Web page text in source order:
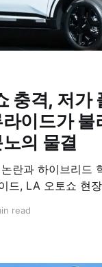
충격, 저가
이드가 불
의 물결
란과 하이브리드
드, LA 오토쇼 현
read